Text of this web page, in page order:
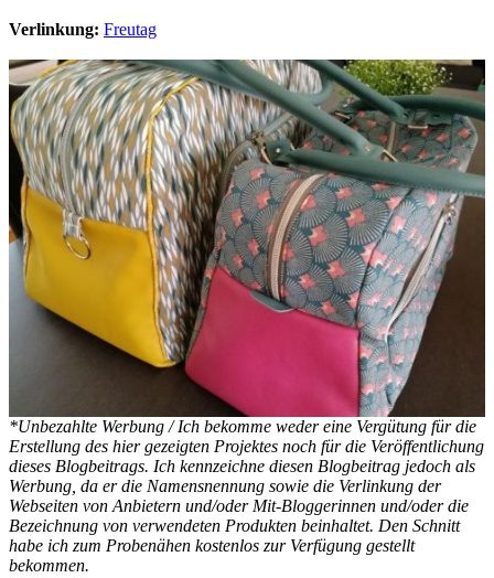
Verlinkung: Freutag
*Unbezahlte Werbung / Ich bekomme weder eine Vergütung für die
Erstellung des hier gezeigten Projektes noch für die Veröffentlichung
dieses Blogbeitrags. Ich kennzeichne diesen Blogbeitrag jedoch als
Werbung, da er die Namensnennung sowie die Verlinkung der
Webseiten von Anbietern und/oder Mit-Bloggerinnen und/oder die
Bezeichnung von verwendeten Produkten beinhaltet. Den Schnitt
habe ich zum Probenähen kostenlos zur Verfügung gestellt
bekommen.